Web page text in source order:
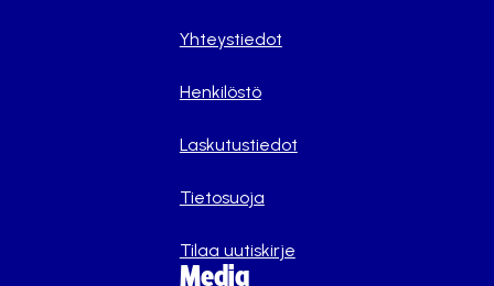
Yhteystiedot
Henkilöstö
Laskutustiedot
Tietosuoja
Tilaa uutiskirje
Media